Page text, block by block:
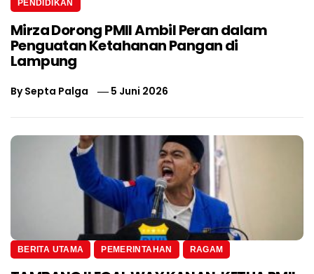
PENDIDIKAN
Mirza Dorong PMII Ambil Peran dalam
Penguatan Ketahanan Pangan di
Lampung
BySepta Palga 5 Juni 2026
BERITA UTAMA PEMERINTAHAN RAGAM